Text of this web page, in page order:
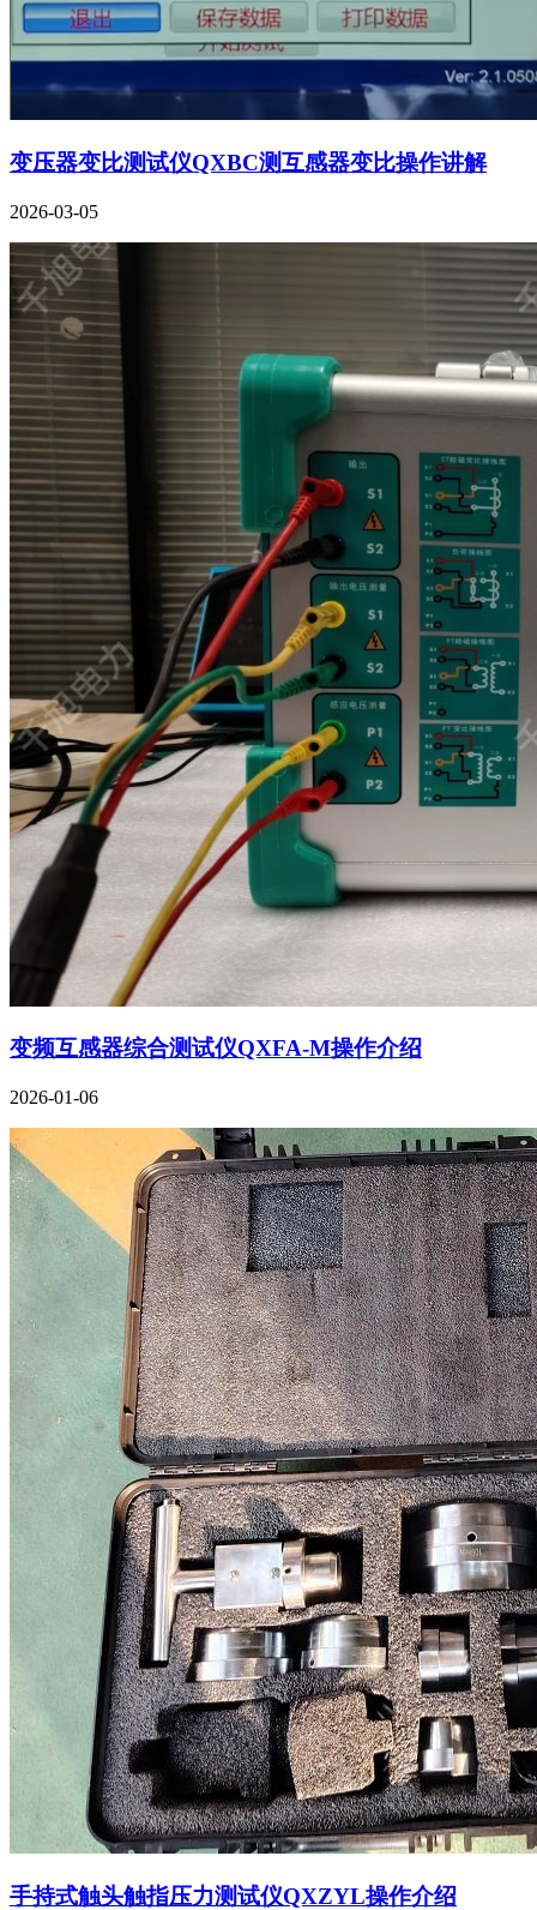
变压器变比测试仪QXBC测互感器变比操作讲解
2026-03-05
变频互感器综合测试仪QXFA-M操作介绍
2026-01-06
手持式触头触指压力测试仪QXZYL操作介绍